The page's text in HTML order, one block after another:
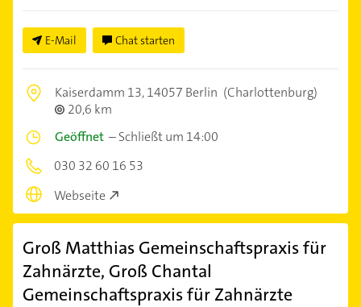
E-Mail Chat starten
Kaiserdamm 13,14057 Berlin (Charlottenburg)
20,6 km
Geöffnet –Schließt um 14:00
030 32 60 16 53
Webseite
Groß Matthias Gemeinschaftspraxis für
Zahnärzte, Groß Chantal
Gemeinschaftspraxis für Zahnärzte